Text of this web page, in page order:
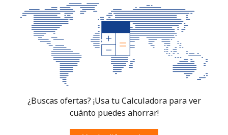
¿Buscas ofertas? ¡Usa tu Calculadora para ver
cuánto puedes ahorrar!